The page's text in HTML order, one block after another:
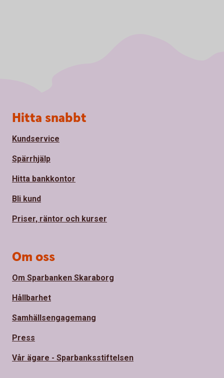
Sidfot
Hitta snabbt
Kundservice
Spärrhjälp
Hitta bankkontor
Bli kund
Priser, räntor och kurser
Om oss
Om Sparbanken Skaraborg
Hållbarhet
Samhällsengagemang
Press
Vår ägare - Sparbanksstiftelsen